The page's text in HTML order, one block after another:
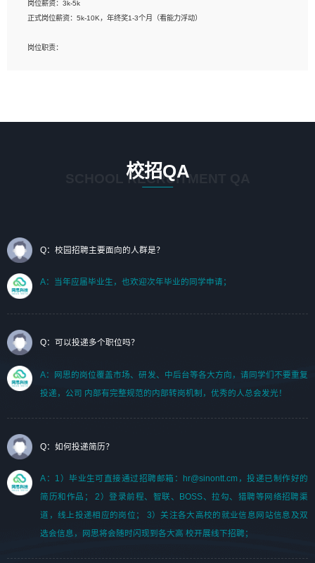
标志及吉祥物设计，效果图后期处理等。
1、艺术设计类相关专业；（其中需求分析顾问不限专业）
岗位薪资：3k-5k
正式岗位薪资：5k-10K，年终奖1-3个月（看能力浮动）
岗位职责：
2. 熟悉 前端常用框架, 能独立完成设计给予的 UI 效果;
3. 有良好的代码习惯, 低级错误出现频率低;
7. 了解或熟悉 WebGL 及相关框架优先。
（岗位人员专职于行业应用解决方案、项目申报方案、投标方案的策划编写）
校招QA
SCHOOL RECRUITMENT QA
Q：校园招聘主要面向的人群是？
A：当年应届毕业生，也欢迎次年毕业的同学申请；
Q：可以投递多个职位吗？
A：网思的岗位覆盖市场、研发、中后台等各大方向，请同学们不要重复
投递，公司 内部有完整规范的内部转岗机制，优秀的人总会发光！
Q：如何投递简历？
A：1）毕业生可直接通过招聘邮箱：hr@sinontt.cm，投递已制作好的
简历和作品； 2）登录前程、智联、BOSS、拉勾、猎聘等网络招聘渠
道，线上投递相应的岗位； 3）关注各大高校的就业信息网站信息及双
选会信息，网思将会随时闪现到各大高 校开展线下招聘；